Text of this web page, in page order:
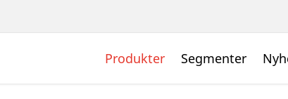
Produkter Segmenter